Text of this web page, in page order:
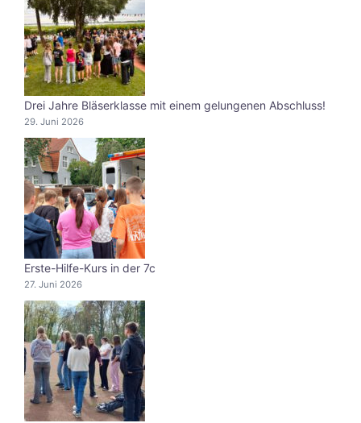
Drei Jahre Bläserklasse mit einem gelungenen Abschluss!
29. Juni 2026
Erste-Hilfe-Kurs in der 7c
27. Juni 2026